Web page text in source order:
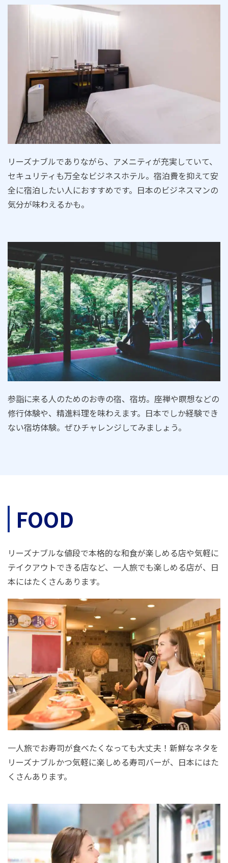
リーズナブルでありながら、アメニティが充実していて、
セキュリティも万全なビジネスホテル。宿泊費を抑えて安
全に宿泊したい人におすすめです。日本のビジネスマンの
気分が味わえるかも。
参詣に来る人のためのお寺の宿、宿坊。座禅や瞑想などの
修行体験や、精進料理を味わえます。日本でしか経験でき
ない宿坊体験。ぜひチャレンジしてみましょう。
FOOD
リーズナブルな値段で本格的な和食が楽しめる店や気軽に
テイクアウトできる店など、一人旅でも楽しめる店が、日
本にはたくさんあります。
一人旅でお寿司が食べたくなっても大丈夫！新鮮なネタを
リーズナブルかつ気軽に楽しめる寿司バーが、日本にはた
くさんあります。